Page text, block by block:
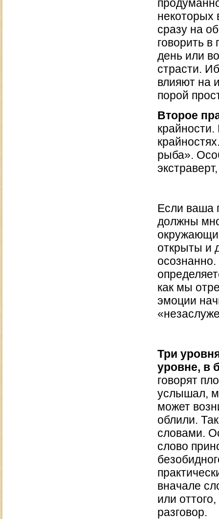
некоторых
сразу на
говорить в
день или
страсти.
влияют на
порой
Второе
рыба».
Если ваша
должны
открыты и
как мы
эмоции
Три
уровне, в
говорят
услышал,
может
облили.
словами.
слово
вначале
или
разговор.